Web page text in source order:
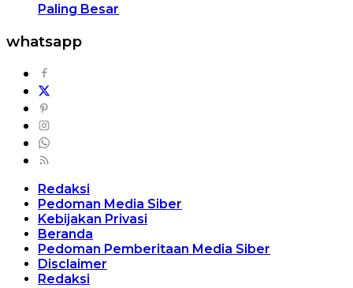
Paling Besar
whatsapp
Redaksi
Pedoman Media Siber
Kebijakan Privasi
Beranda
Pedoman Pemberitaan Media Siber
Disclaimer
Redaksi